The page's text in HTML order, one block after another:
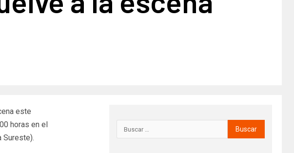
este
horas en el
Sureste).